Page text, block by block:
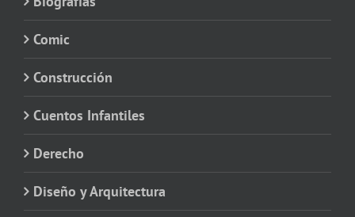
Comic
Construcción
Cuentos Infantiles
Derecho
Diseño y Arquitectura